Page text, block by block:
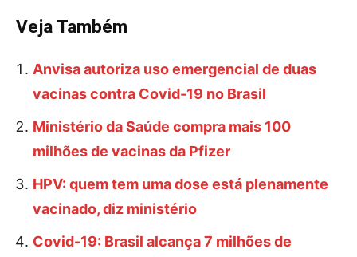
Veja Também
Anvisa autoriza uso emergencial de duas
vacinas contra Covid-19 no Brasil
Ministério da Saúde compra mais 100
milhões de vacinas da Pfizer
HPV: quem tem uma dose está plenamente
vacinado, diz ministério
Covid-19: Brasil alcança 7 milhões de